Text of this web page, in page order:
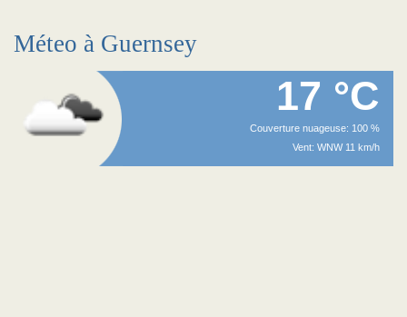
Méteo à Guernsey
17 °C
Couverture nuageuse: 100 %
Vent: WNW 11 km/h